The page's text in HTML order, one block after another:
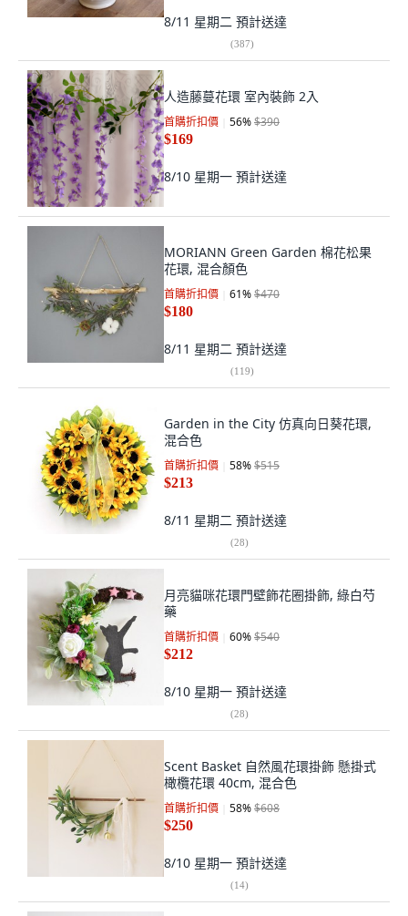
8/11 星期二 預計送達
(387)
人造藤蔓花環 室內裝飾 2入
首購折扣價 56%$390
$169
8/10 星期一 預計送達
MORIANN Green Garden 棉花松果
花環, 混合顏色
首購折扣價 61%$470
$180
8/11 星期二 預計送達
(119)
Garden in the City 仿真向日葵花環,
混合色
首購折扣價 58%$515
$213
8/11 星期二 預計送達
(28)
月亮貓咪花環門壁飾花圈掛飾, 綠白芍
藥
首購折扣價 60%$540
$212
8/10 星期一 預計送達
(28)
Scent Basket 自然風花環掛飾 懸掛式
橄欖花環 40cm, 混合色
首購折扣價 58%$608
$250
8/10 星期一 預計送達
(14)